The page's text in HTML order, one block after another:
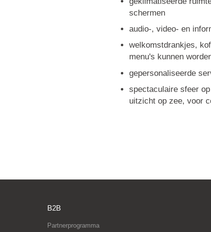
schermen
audio-, video- en
welkomstdrankjes,
menu's kunnen
gepersonaliseerde
spectaculaire sfeer
uitzicht op zee, voor
B2B
Partnerprogramma